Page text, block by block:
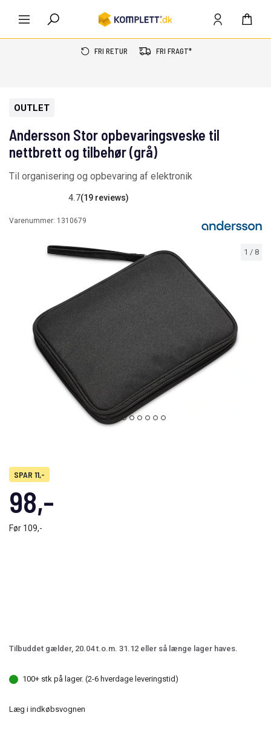
FRI RETUR FRI FRAGT*
1 / 8
OUTLET
Andersson Stor opbevaringsveske til
nettbrett og tilbehør (grå)
Til organisering og opbevaring af elektronik
4.7(19 reviews)
Varenummer: 1310679
SPAR 11,-
98,-
Før 109,-
Tilbuddet gælder, 20.04 t.o.m. 31.12 eller så længe lager haves.
100+ stk på lager. (2-6 hverdage leveringstid)
Læg i indkøbsvognen